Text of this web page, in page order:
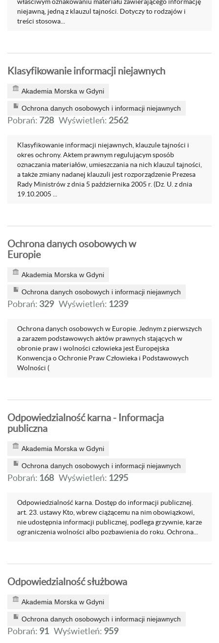
niejawną, jedną z klauzul tajności. Dotyczy to rodzajów i
treści stosowa...
Klasyfikowanie informacji niejawnych
Akademia Morska w Gdyni
Ochrona danych osobowych i informacji niejawnych
Pobrań: 728 Wyświetleń: 2562
Klasyfikowanie informacji niejawnych, klauzule tajności i
okres ochrony. Aktem prawnym regulującym sposób
oznaczania materiałów, umieszczania na nich klauzul tajności,
a także zmiany nadanej klauzuli jest rozporządzenie Prezesa
Rady Ministrów z dnia 5 października 2005 r. (Dz. U. z dnia
19.10.2005 ...
Ochrona danych osobowych w
Europie
Akademia Morska w Gdyni
Ochrona danych osobowych i informacji niejawnych
Pobrań: 329 Wyświetleń: 1239
Ochrona danych osobowych w Europie. Jednym z pierwszych
a zarazem podstawowych aktów prawnych stających w
obronie praw i wolności człowieka jest Europejska
Konwencja o Ochronie Praw Człowieka i Podstawowych
Wolności (
Odpowiedzialność karna - Informacja
publiczna
Akademia Morska w Gdyni
Ochrona danych osobowych i informacji niejawnych
Pobrań: 168 Wyświetleń: 1295
Odpowiedzialność karna. Dostęp do informacji publicznej.
art. 23. ustawy Kto, wbrew ciążącemu na nim obowiązkowi,
nie udostępnia informacji publicznej, podlega grzywnie, karze
ograniczenia wolności albo pozbawienia do roku. Ochrona...
Odpowiedzialność służbowa
Akademia Morska w Gdyni
Ochrona danych osobowych i informacji niejawnych
Pobrań: 91 Wyświetleń: 959